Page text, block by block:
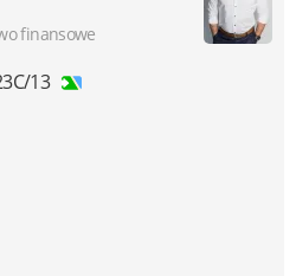
finansowe
13